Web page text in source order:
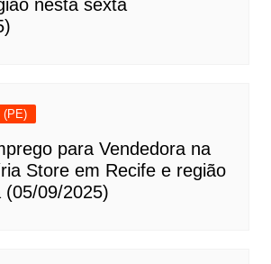
nesta sexta
(PE)
para Vendedora na
Store em Recife e região
(05/09/2025)